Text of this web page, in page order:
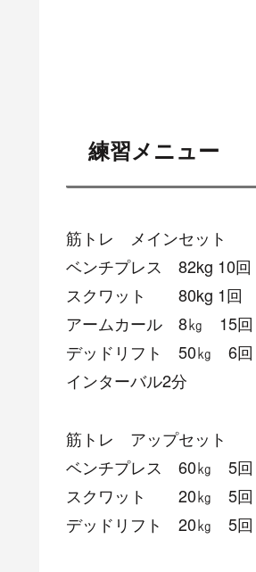
練習メニュー
筋トレ メインセット
ベンチプレス 82kg 10
スクワット 80kg 1回
アームカール 8㎏ 15
デッドリフト 50㎏ 6
インターバル2分
筋トレ アップセット
ベンチプレス 60㎏ 5
スクワット 20㎏ 5
デッドリフト 20㎏ 5